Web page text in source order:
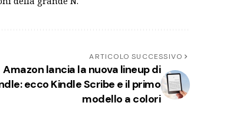
ARTICOLO SUCCESSIVO
Amazon lancia la nuova lineup di
ecco Kindle Scribe e il primo
modello a colori